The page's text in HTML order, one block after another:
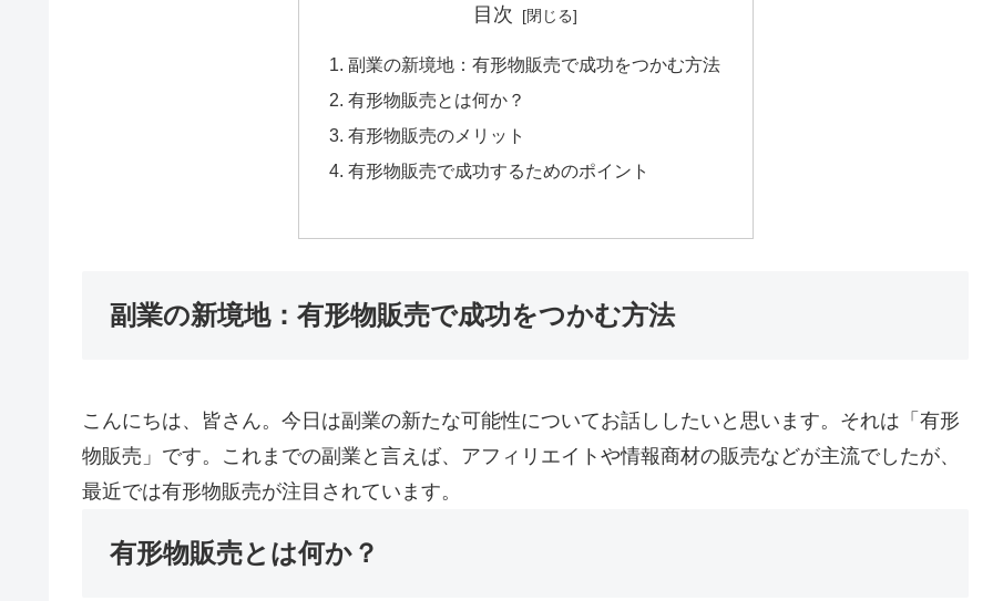
目次
副業の新境地：有形物販売で成功をつかむ方法
有形物販売とは何か？
有形物販売のメリット
有形物販売で成功するためのポイント
副業の新境地：有形物販売で成功をつかむ方法
こんにちは、皆さん。今日は副業の新たな可能性についてお話ししたいと思います。それは「有形
物販売」です。これまでの副業と言えば、アフィリエイトや情報商材の販売などが主流でしたが、
最近では有形物販売が注目されています。
有形物販売とは何か？